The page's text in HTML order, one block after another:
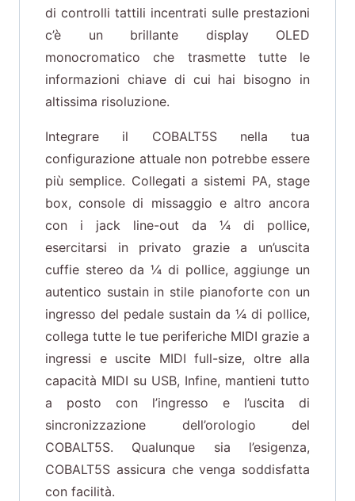
di controlli tattili incentrati sulle prestazioni
c’è un brillante display OLED
monocromatico che trasmette tutte le
informazioni chiave di cui hai bisogno in
altissima risoluzione.
Integrare il COBALT5S nella tua
configurazione attuale non potrebbe essere
più semplice. Collegati a sistemi PA, stage
box, console di missaggio e altro ancora
con i jack line-out da ¼ di pollice,
esercitarsi in privato grazie a un’uscita
cuffie stereo da ¼ di pollice, aggiunge un
autentico sustain in stile pianoforte con un
ingresso del pedale sustain da ¼ di pollice,
collega tutte le tue periferiche MIDI grazie a
ingressi e uscite MIDI full-size, oltre alla
capacità MIDI su USB, Infine, mantieni tutto
a posto con l’ingresso e l’uscita di
sincronizzazione dell’orologio del
COBALT5S. Qualunque sia l’esigenza,
COBALT5S assicura che venga soddisfatta
con facilità.